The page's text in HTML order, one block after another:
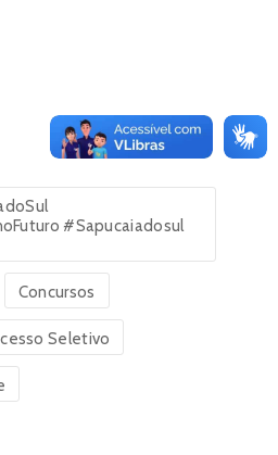
#Sapucaiadosul
Concursos
Seletivo